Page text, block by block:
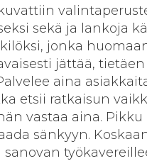
sekä ja lankoja
jonka
jättää,
aina
etsii ratkaisun
vastaa aina. Pikku
sänkyyn.